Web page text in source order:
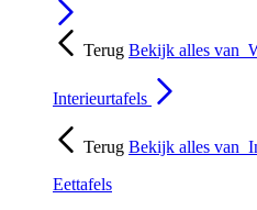
Terug Bekijk alles van
Interieurtafels
Terug Bekijk alles van
Eettafels